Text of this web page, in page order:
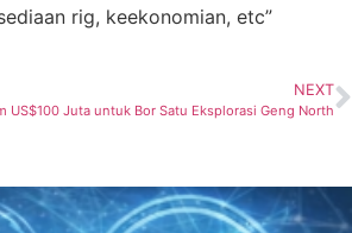
rig, keekonomian, etc”
NEXT
US$100 Juta untuk Bor Satu Eksplorasi Geng North